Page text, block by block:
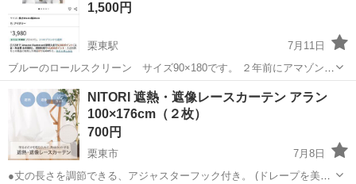
1,500円
栗東駅
7月11日
ブルーのロールスクリーン サイズ90×180です。 ２年前にアマゾンで
購入しました、汚れもなく綺麗な状態です。 今月引っ越しの為出店し
ました。宜しくお願い致しますm(_ _)m
栗東市 栗東駅 カーテン、ブラインド
NITORI 遮熱・遮像レースカーテン アラン
100×176cm（２枚）
700円
栗東市
7月8日
●丈の長さを調節できる、アジャスターフック付き。 (ドレープを美し